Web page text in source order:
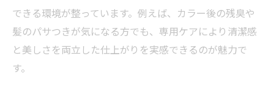
美容院で叶えるダメージレスなヘアカラー
体験
できる環境が整っています。例えば、カラー後の残臭や
髪のパサつきが気になる方でも、専用ケアにより清潔感
と美しさを両立した仕上がりを実感できるのが魅力で
す。